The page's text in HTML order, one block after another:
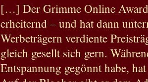
[…] Der Grimme Online Award
erheiternd – und hat dann
Werbeträgern verdiente
gleich gesellt sich gern.
Entspannung gegönnt habe,